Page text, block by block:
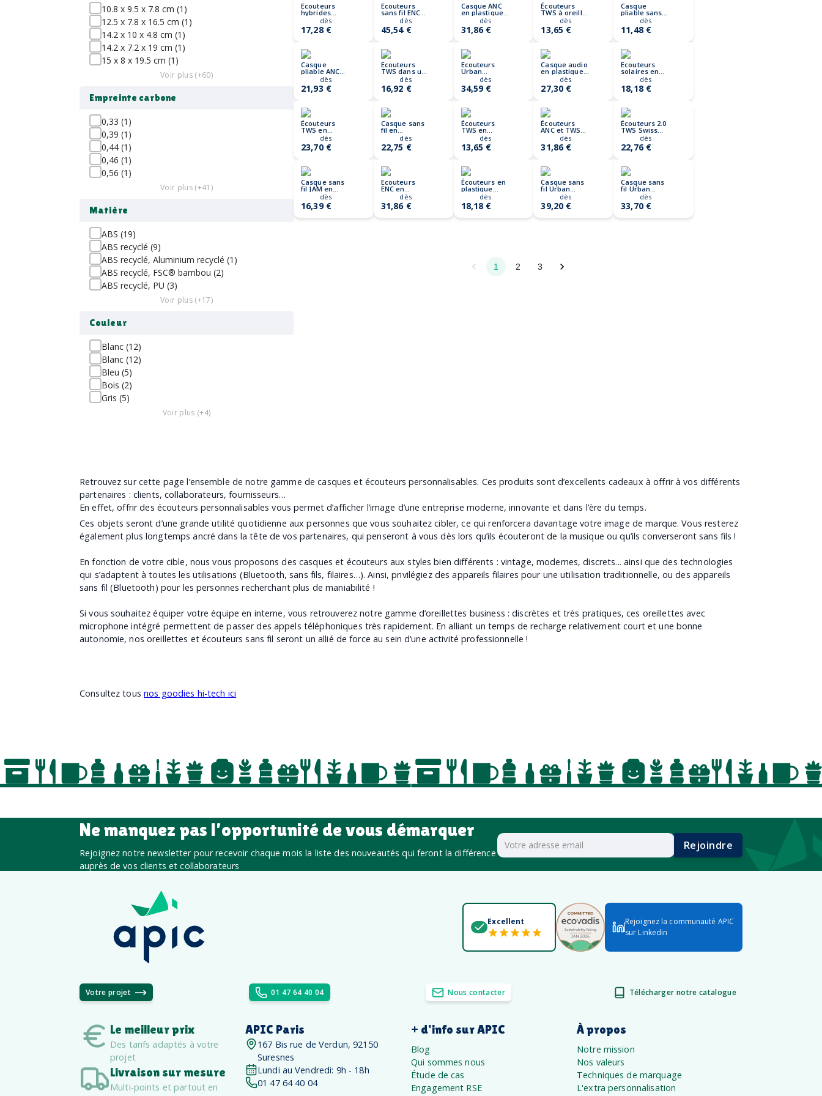
10.8 x 9.5 x 7.8 cm (1)
12.5 x 7.8 x 16.5 cm (1)
14.2 x 10 x 4.8 cm (1)
14.2 x 7.2 x 19 cm (1)
15 x 8 x 19.5 cm (1)
Voir plus (+60)
Empreinte carbone
0,33 (1)
0,39 (1)
0,44 (1)
0,46 (1)
0,56 (1)
Voir plus (+41)
Matière
ABS (19)
ABS recyclé (9)
ABS recyclé, Aluminium recyclé (1)
ABS recyclé, FSC® bambou (2)
ABS recyclé, PU (3)
Voir plus (+17)
Couleur
Blanc (12)
Blanc (12)
Bleu (5)
Bois (2)
Gris (5)
Voir plus (+4)
Ecouteurs
hybrides
ANC/ENC en
plastique
recyclé RCS
dès
17,28 €
Ecouteurs
sans fil ENC
en ABS RCS
Urban
Vitamin Long
dès
45,54 €
Casque ANC
en plastique
recyclé RCS
Soundpro
dès
31,86 €
Écouteurs
TWS à oreille
ouverte en
plastique RCS
Fitsound
dès
13,65 €
Casque
pliable sans
fil en ABS
TONE
dès
11,48 €
Casque
pliable ANC
SILENTdès
21,93 €
Ecouteurs
TWS dans un
étui OREBAM
dès
16,92 €
Ecouteurs
Urban
Vitamin Napa
dès
34,59 €
Casque audio
en plastique
RCS Urban
Vitamin
Glendale
dès
27,30 €
Ecouteurs
solaires en
plastique
recyclé RCS
Skywave
dès
18,18 €
Écouteurs
TWS en
plastique
recyclé RCS et
bambou
dès
23,70 €
Casque sans
fil en
aluminium
recyclé Terra
RCS
dès
22,75 €
Écouteurs
TWS en
plastique
recyclé RCS et
bambou
dès
13,65 €
Écouteurs
ANC et TWS
Swiss Peak en
plastique
recyclé RCS
dès
31,86 €
Écouteurs 2.0
TWS Swiss
Peak en
plastique
recyclé RCS
dès
22,76 €
Casque sans
fil JAM en
plastique
recyclé RCS
dès
16,39 €
Ecouteurs
ENC en
plastique
recyclé RCS
Urban V Palm
Springs
dès
31,86 €
Écouteurs en
plastique
recyclé RCS
Urban
Vitamin
Pacifica
dès
18,18 €
Casque sans
fil Urban
Vitamin
Belmont
dès
39,20 €
Casque sans
fil Urban
Vitamin
Fresno
dès
33,70 €
1 2 3
Retrouvez sur cette page l’ensemble de notre gamme de casques et écouteurs personnalisables. Ces produits sont d’excellents cadeaux à offrir à vos différents
partenaires : clients, collaborateurs, fournisseurs…
En effet, offrir des écouteurs personnalisables vous permet d’afficher l’image d’une entreprise moderne, innovante et dans l’ère du temps.
Ces objets seront d’une grande utilité quotidienne aux personnes que vous souhaitez cibler, ce qui renforcera davantage votre image de marque. Vous resterez
également plus longtemps ancré dans la tête de vos partenaires, qui penseront à vous dès lors qu’ils écouteront de la musique ou qu’ils converseront sans fils !
En fonction de votre cible, nous vous proposons des casques et écouteurs aux styles bien différents : vintage, modernes, discrets... ainsi que des technologies
qui s’adaptent à toutes les utilisations (Bluetooth, sans fils, filaires…). Ainsi, privilégiez des appareils filaires pour une utilisation traditionnelle, ou des appareils
sans fil (Bluetooth) pour les personnes recherchant plus de maniabilité !
Si vous souhaitez équiper votre équipe en interne, vous retrouverez notre gamme d’oreillettes business : discrètes et très pratiques, ces oreillettes avec
microphone intégré permettent de passer des appels téléphoniques très rapidement. En alliant un temps de recharge relativement court et une bonne
autonomie, nos oreillettes et écouteurs sans fil seront un allié de force au sein d’une activité professionnelle !
Consultez tousnos goodies hi-tech ici
Ne manquez pas l’opportunité de vous démarquer
Rejoignez notre newsletter pour recevoir chaque mois la liste des nouveautés qui feront la différence
auprès de vos clients et collaborateurs
Rejoindre
Excellent
Rejoignez la communauté APIC
sur Linkedin
Votre projet 01 47 64 40 04 Nous contacter Télécharger notre catalogue
Le meilleur prix
Des tarifs adaptés à votre
projet
Livraison sur mesure
Multi-points et partout en
APIC Paris
167 Bis rue de Verdun, 92150
Suresnes
Lundi au Vendredi: 9h - 18h
01 47 64 40 04
+ d'info sur APIC
Blog
Qui sommes nous
Étude de cas
Engagement RSE
À propos
Notre mission
Nos valeurs
Techniques de marquage
L'extra personnalisation